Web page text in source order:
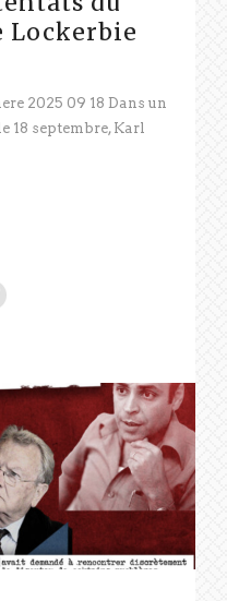
Lockerbie
2025 09 18 Dans un
18 septembre, Karl